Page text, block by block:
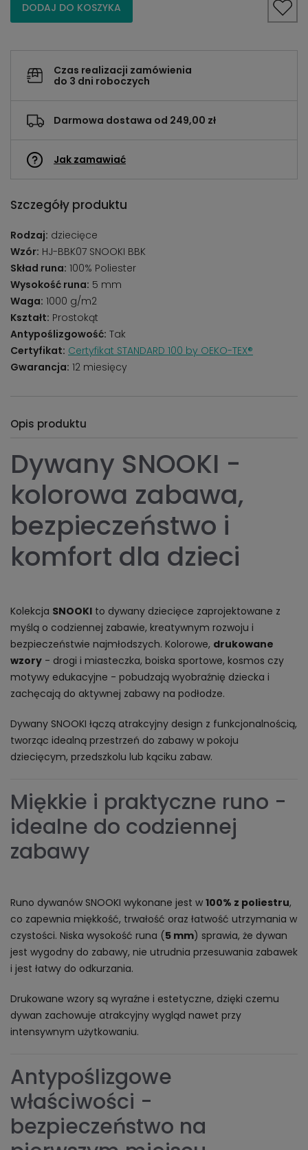
DODAJ DO KOSZYKA
Czas realizacji zamówienia
do 3 dni roboczych
Darmowa dostawa od 249,00 zł
Jak zamawiać
Szczegóły produktu
Rodzaj: dziecięce
Wzór: HJ-BBK07 SNOOKI BBK
Skład runa: 100% Poliester
Wysokość runa: 5 mm
Waga: 1000 g/m2
Kształt: Prostokąt
Antypoślizgowość: Tak
Certyfikat: Certyfikat STANDARD 100 by OEKO-TEX®
Gwarancja: 12 miesięcy
Opis produktu
Dywany SNOOKI -
kolorowa zabawa,
bezpieczeństwo i
komfort dla dzieci
Kolekcja SNOOKI to dywany dziecięce zaprojektowane z
myślą o codziennej zabawie, kreatywnym rozwoju i
bezpieczeństwie najmłodszych. Kolorowe, drukowane
wzory - drogi i miasteczka, boiska sportowe, kosmos czy
motywy edukacyjne - pobudzają wyobraźnię dziecka i
zachęcają do aktywnej zabawy na podłodze.
Dywany SNOOKI łączą atrakcyjny design z funkcjonalnością,
tworząc idealną przestrzeń do zabawy w pokoju
dziecięcym, przedszkolu lub kąciku zabaw.
Miękkie i praktyczne runo -
idealne do codziennej
zabawy
Runo dywanów SNOOKI wykonane jest w 100% z poliestru,
co zapewnia miękkość, trwałość oraz łatwość utrzymania w
czystości. Niska wysokość runa (5 mm) sprawia, że dywan
jest wygodny do zabawy, nie utrudnia przesuwania zabawek
i jest łatwy do odkurzania.
Drukowane wzory są wyraźne i estetyczne, dzięki czemu
dywan zachowuje atrakcyjny wygląd nawet przy
intensywnym użytkowaniu.
Antypoślizgowe
właściwości -
bezpieczeństwo na